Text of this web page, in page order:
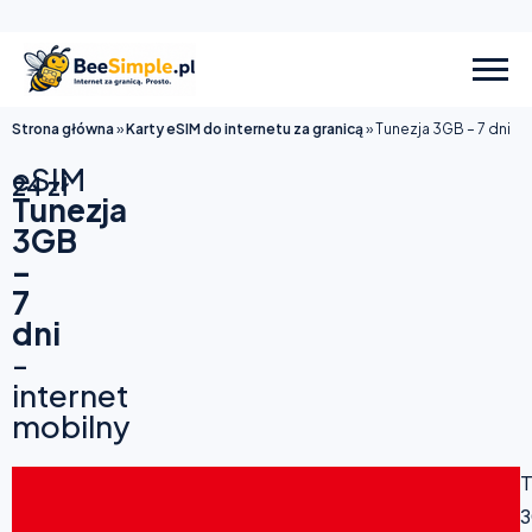
Strona główna»Karty eSIM do internetu za granicą»Tunezja 3GB – 7 dni
eSIM
Tunezja
3GB
–
7
dni
-
internet
mobilny
24zł